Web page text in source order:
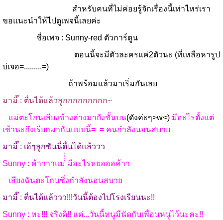
สำหรับคนที่ไม่ค่อยรู้จักเรื่องนี้เท่าไหร่เรา
ขอแนะนำให้ไปดูเพจนี้เลยค่ะ
ชื่อเพจ : Sunny-red ตัวการ์ตูน
ตอนนี้จะมีตัวละครแค่2ตัวนะ (ที่เหลือหารูป
บ่เจอ=.........=)
ถ้าพร้อมแล้วมาเริ่มกันเลย
มามี๊ : ตื่นได้แล้วลูกกกกกกกกก~
แม่ตะโกนเสียงข้างล่างมายังชั้นบน(ดังค่ะๆ>w<) มีอะไรตั้งแต่
เช้านะถึงเรียกมากันแบบนี้= = คนกำลังนอนสบาย
มามี๊ : เฮ้ๆลูกซันนี่ตื่นได้แล้ววว
Sunny : ค้าาาาแม่่่่่ มีอะไรหยอออค้าา
เสียงฉันตะโกนซึ่งกำลังนอนสบาย
มามี๊ : ตื่นได้แล้ววว!!!วันนี้ต้องไปโรงเรียนนะ!!
Sunny : หะ!!! จริงดิ!! แต่...วันนี้หนูมีนัดกับเพื่อนหนูไว้นะคะ!!